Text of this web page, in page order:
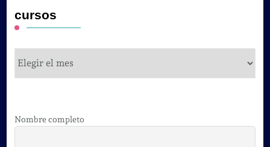
cursos
Nombre completo